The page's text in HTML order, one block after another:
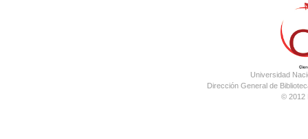
Universidad
Dirección General de
© 2012